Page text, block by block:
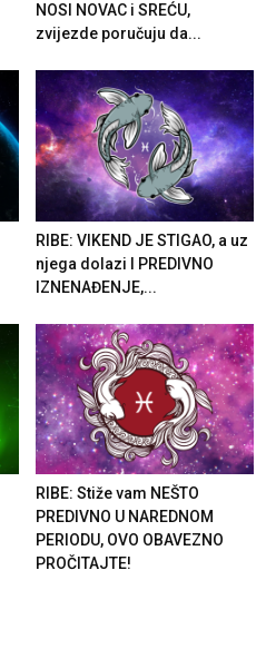
NOSI NOVAC i SREĆU,
zvijezde poručuju da...
RIBE: VIKEND JE STIGAO, a uz
njega dolazi I PREDIVNO
IZNENAĐENJE,...
RIBE: Stiže vam NEŠTO
PREDIVNO U NAREDNOM
PERIODU, OVO OBAVEZNO
PROČITAJTE!